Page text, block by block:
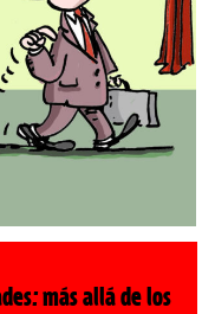
más allá de los